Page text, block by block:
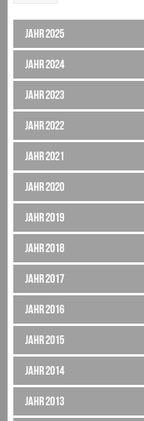
Jahr 2025
Jahr 2024
Jahr 2023
Jahr 2022
Jahr 2021
Jahr 2020
Jahr 2019
Jahr 2018
Jahr 2017
Jahr 2016
Jahr 2015
Jahr 2014
Jahr 2013